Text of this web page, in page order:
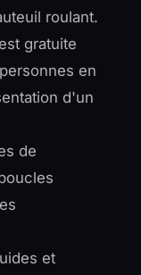
roulant.
gratuite
en
d'un
de
et